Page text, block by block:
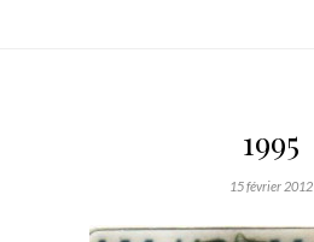
1995
15 février 2012